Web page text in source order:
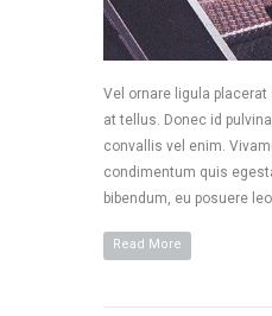
Vel ornare ligula
at tellus. Donec id
convallis vel enim.
condimentum quis
bibendum, eu posuere
Read More